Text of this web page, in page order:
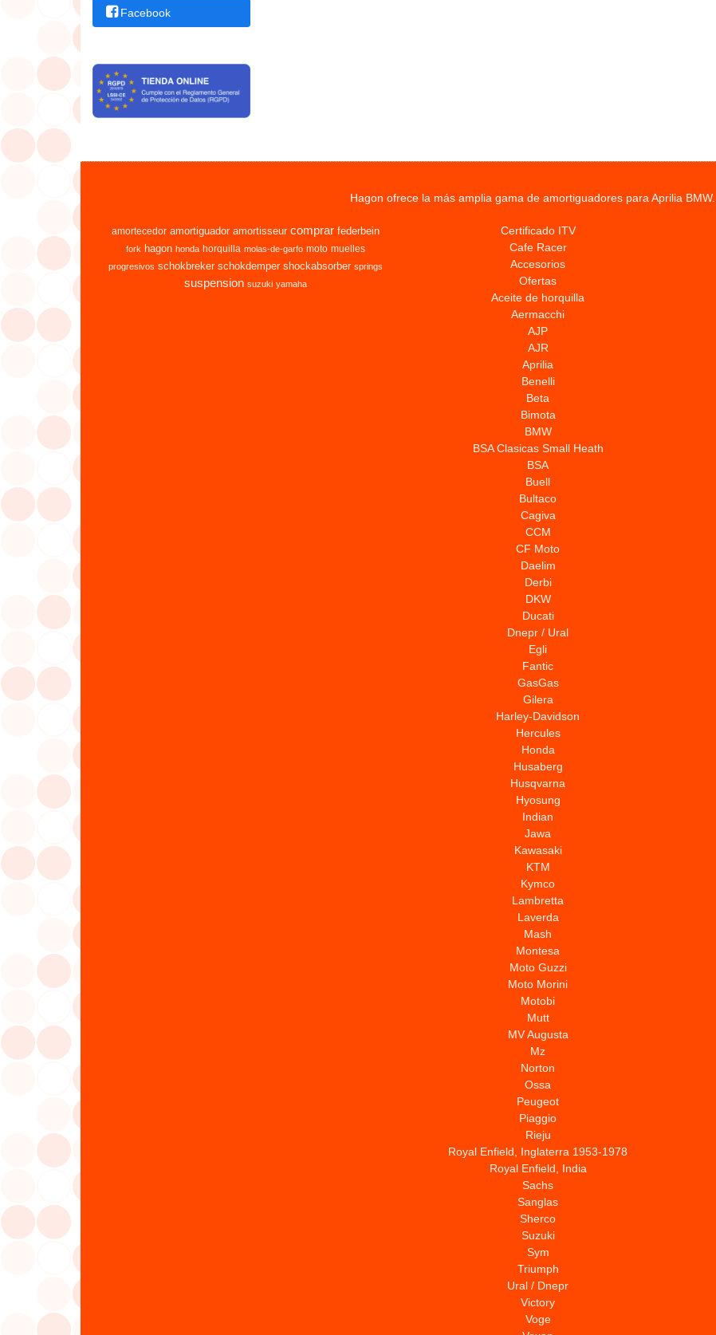
Facebook
Hagon ofrece la más amplia gama de amortiguadores para Aprilia BMW...
amortecedor amortiguador amortisseur comprar federbein
fork hagon honda horquilla molas-de-garfo moto muelles
progresivos schokbreker schokdemper shockabsorber springs
suspension suzuki yamaha
Certificado ITV
Cafe Racer
Accesorios
Ofertas
Aceite de horquilla
Aermacchi
AJP
AJR
Aprilia
Benelli
Beta
Bimota
BMW
BSA Clasicas Small Heath
BSA
Buell
Bultaco
Cagiva
CCM
CF Moto
Daelim
Derbi
DKW
Ducati
Dnepr / Ural
Egli
Fantic
GasGas
Gilera
Harley-Davidson
Hercules
Honda
Husaberg
Husqvarna
Hyosung
Indian
Jawa
Kawasaki
KTM
Kymco
Lambretta
Laverda
Mash
Montesa
Moto Guzzi
Moto Morini
Motobi
Mutt
MV Augusta
Mz
Norton
Ossa
Peugeot
Piaggio
Rieju
Royal Enfield, Inglaterra 1953-1978
Royal Enfield, India
Sachs
Sanglas
Sherco
Suzuki
Sym
Triumph
Ural / Dnepr
Victory
Voge